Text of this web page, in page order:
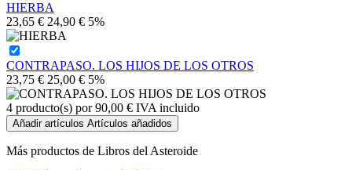
HIERBA
23,65 € 24,90 € 5%
CONTRAPASO. LOS HIJOS DE LOS OTROS
23,75 € 25,00 € 5%
4 producto(s) por 90,00 € IVA incluido
Añadir artículos Artículos añadidos
Más productos de Libros del Asteroide